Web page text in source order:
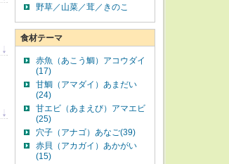
野草／山菜／茸／きのこ
食材テーマ
赤魚（あこう鯛）アコウダイ
(17)
甘鯛（アマダイ）あまだい
(24)
甘エビ（あまえび）アマエビ
(25)
穴子（アナゴ）あなご(39)
赤貝（アカガイ）あかがい
(15)